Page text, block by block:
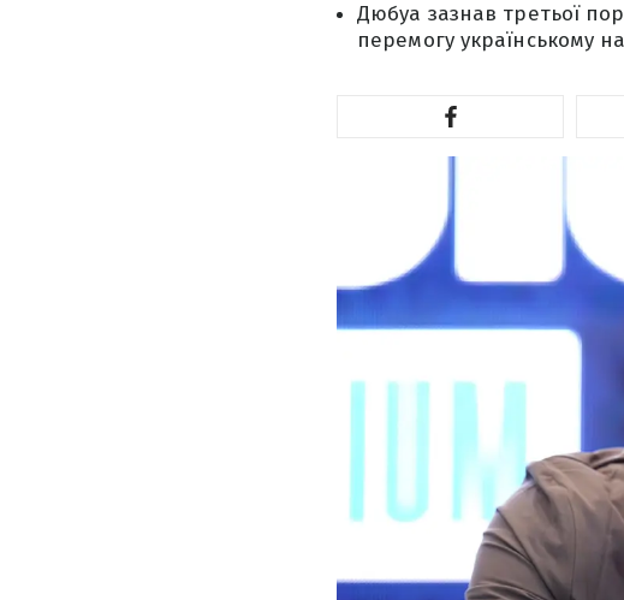
Дюбуа зазнав третьої
перемогу українському